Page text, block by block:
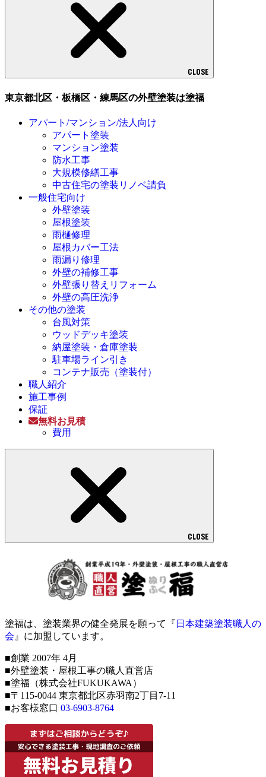
CLOSE
東京都北区・板橋区・練馬区の外壁塗装は塗福
アパート/マンション/法人向け
アパート塗装
マンション塗装
防水工事
大規模修繕工事
中古住宅の塗装リノベ請負
一般住宅向け
外壁塗装
屋根塗装
雨樋修理
屋根カバー工法
雨漏り修理
外壁の補修工事
外壁張り替えリフォーム
外壁の高圧洗浄
その他の塗装
台風対策
ウッドデッキ塗装
納屋塗装・倉庫塗装
駐車場ライン引き
コンテナ販売（塗装付）
職人紹介
施工事例
保証
無料お見積
費用
CLOSE
塗福は、塗装業界の健全発展を願って『 日本建築塗装職人の
会 』に加盟しています。
■創業 2007年 4月
■外壁塗装・屋根工事の職人直営店
■塗福（株式会社FUKUKAWA）
■〒115-0044 東京都北区赤羽南2丁目7-11
■お客様窓口 03-6903-8764